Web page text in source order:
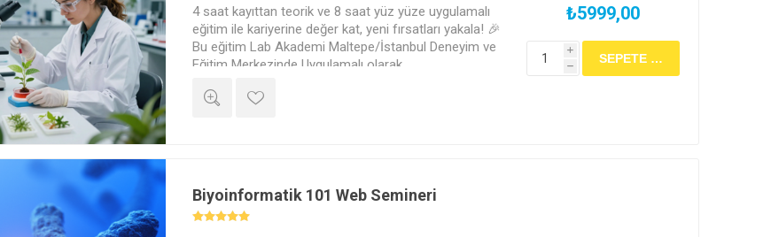
4 saat kayıttan teorik ve 8 saat yüz yüze uygulamalı
eğitim ile kariyerine değer kat, yeni fırsatları yakala! 🎉
Bu eğitim Lab Akademi Maltepe/İstanbul Deneyim ve
Eğitim Merkezinde Uygulamalı olarak
olarak online platformdan katılabilirsiniz. Bu eğitimi
₺5999,00
i
h
Biyoinformatik 101 Web Semineri